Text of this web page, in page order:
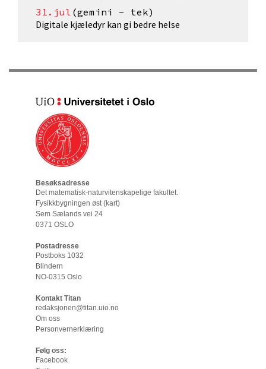
31.jul (gemini - tek)
Digitale kjæledyr kan gi bedre helse
Besøksadresse
Det matematisk-naturvitenskapelige fakultet
Fysikkbygningen øst (kart)
Sem Sælands vei 24
0371 OSLO
Postadresse
Postboks 1032
Blindern
NO-0315 Oslo
Kontakt Titan
redaksjonen@titan.uio.no
Om oss
Personvernerklæring
Følg oss:
Facebook